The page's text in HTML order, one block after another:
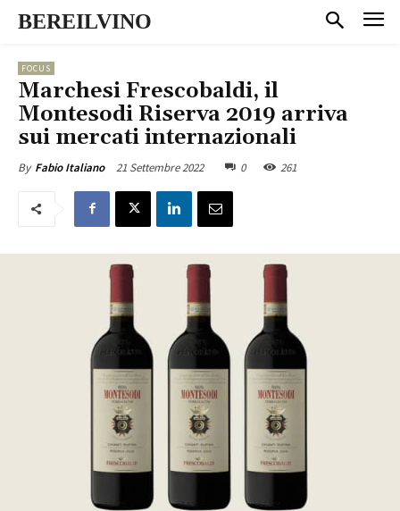
BEREILVINO
FOCUS
Marchesi Frescobaldi, il
Montesodi Riserva 2019 arriva
sui mercati internazionali
By Fabio Italiano 21 Settembre 2022 0 261